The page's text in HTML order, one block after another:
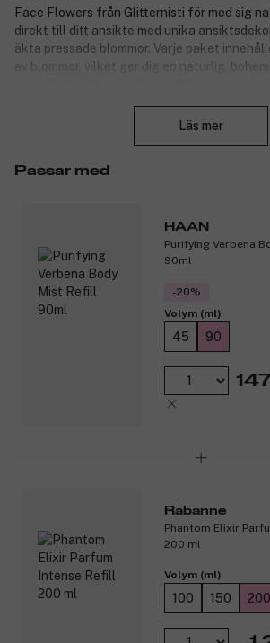
Face Flowers från Glitternisti för med sig
direkt till ditt ansikte med unika
äkta pressade blommor. Varje paket
av blommor, vilket ger dig en naturlig,
makeup. Observera att innehållet i varje
Läs mer
Passar med
HAAN
Purifying Verbena
90ml
-20%
Volym (ml)
45 90
Rabanne
Phantom Elixir
200 ml
Volym (ml)
100 150 200